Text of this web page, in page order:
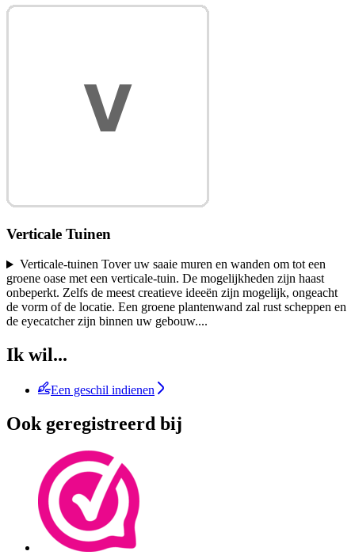
Verticale Tuinen
Verticale-tuinen Tover uw saaie muren en wanden om tot een
groene oase met een verticale-tuin. De mogelijkheden zijn haast
onbeperkt. Zelfs de meest creatieve ideeën zijn mogelijk, ongeacht
de vorm of de locatie. Een groene plantenwand zal rust scheppen en
de eyecatcher zijn binnen uw gebouw....
Ik wil...
Een geschil indienen
Ook geregistreerd bij